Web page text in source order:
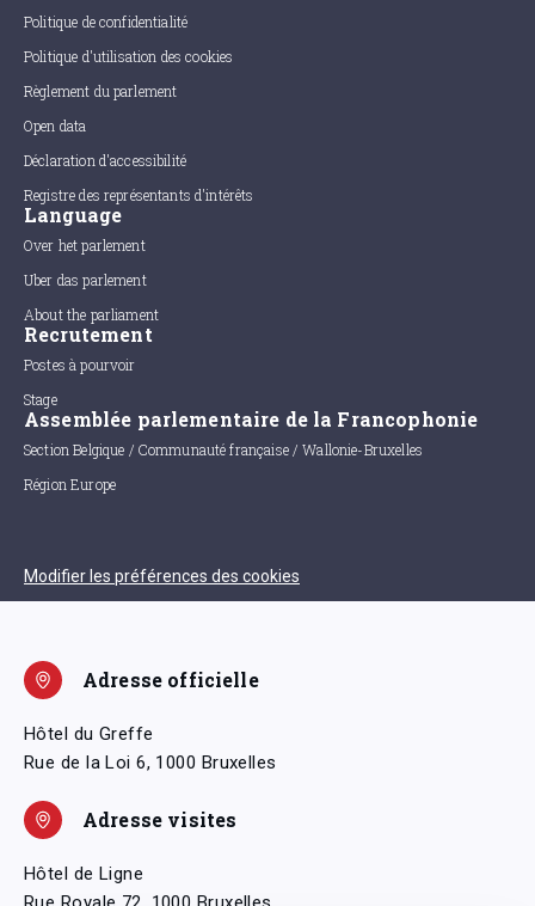
Politique de confidentialité
Politique d'utilisation des cookies
Règlement du parlement
Open data
Déclaration d'accessibilité
Registre des représentants d'intérêts
Language
Over het parlement
Uber das parlement
About the parliament
Recrutement
Postes à pourvoir
Stage
Assemblée parlementaire de la Francophonie
Section Belgique / Communauté française / Wallonie-Bruxelles
Région Europe
Modifier les préférences des cookies
Adresse officielle
Hôtel du Greffe
Rue de la Loi 6, 1000 Bruxelles
Adresse visites
Hôtel de Ligne